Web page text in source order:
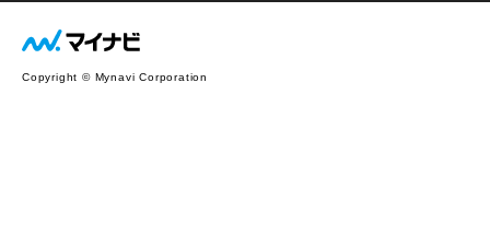
Copyright © Mynavi Corporation